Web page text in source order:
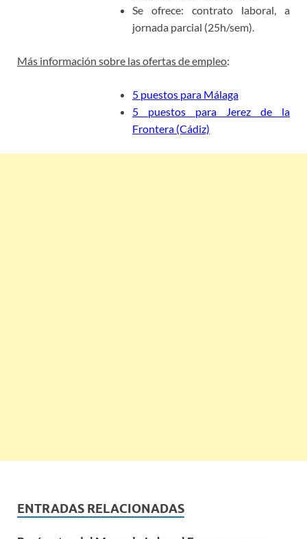
Se ofrece: contrato laboral, a
jornada parcial (25h/sem).
Más información sobre las ofertas de empleo:
5 puestos para Málaga
5 puestos para Jerez de la
Frontera (Cádiz)
ENTRADAS RELACIONADAS